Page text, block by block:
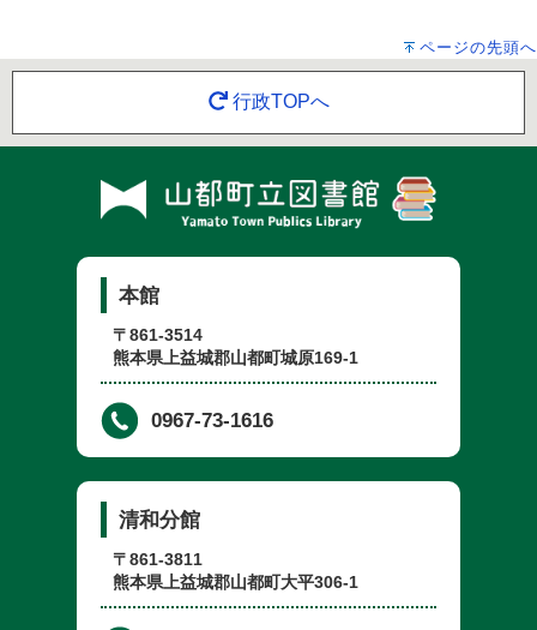
ページの先頭へ
行政TOPへ
本館
〒861-3514
熊本県上益城郡山都町城原169-1
0967-73-1616
清和分館
〒861-3811
熊本県上益城郡山都町大平306-1